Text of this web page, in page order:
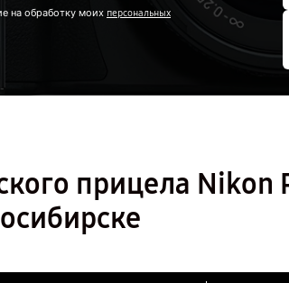
на обработку моих персональных
прицела Nikon